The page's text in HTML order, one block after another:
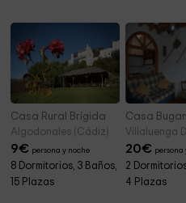
Casa Rural Brígida
Algodonales (Cádiz)
9€ persona y noche
8 Dormitorios, 3 Baños,
15 Plazas
Casa
Villaluenga
20€ persona
2
4 Plazas